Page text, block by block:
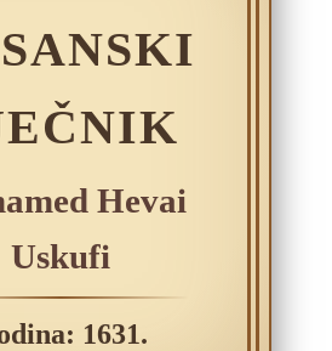
Hevai
Uskufi
1631.